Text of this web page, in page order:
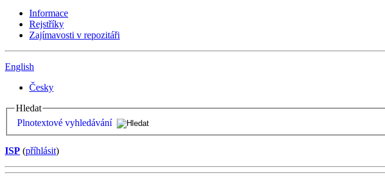
Informace
Rejstříky
Zajímavosti v repozitáři
English
Česky
Hledat
Plnotextové vyhledávání
ISP (příhlásit)